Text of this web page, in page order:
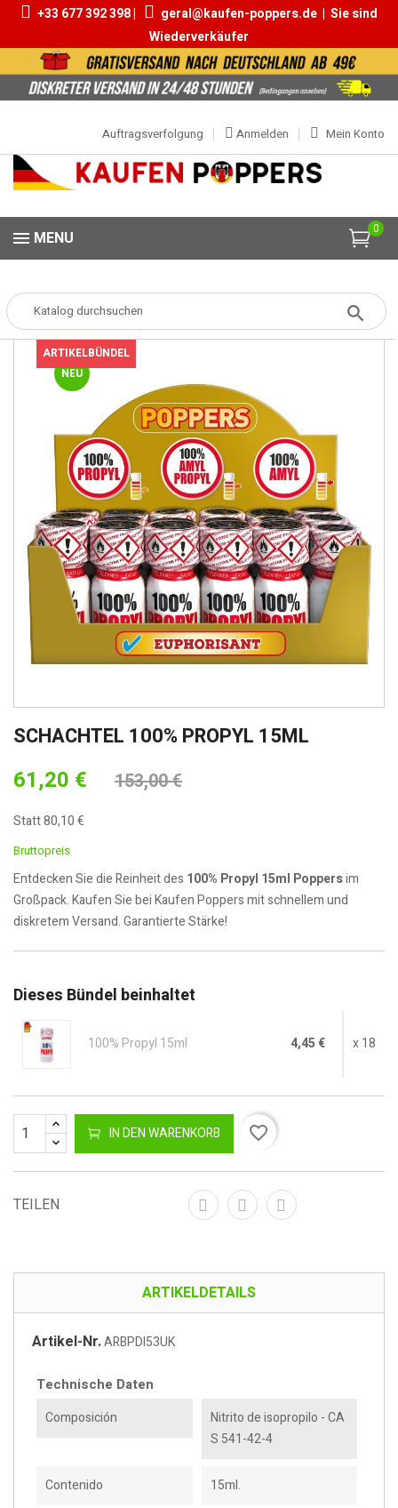
+33 677 392 398 | geral@kaufen-poppers.de | Sie sind
Wiederverkäufer
Mein Konto
Anmelden
Auftragsverfolgung
0
MENU
Popper Popper-Boxen Schachtel 100% Propyl 15ml
NEU
ARTIKELBÜNDEL
SCHACHTEL 100% PROPYL 15ML
61,20 € 153,00 €
Statt 80,10 €
Bruttopreis
Entdecken Sie die Reinheit des 100% Propyl 15ml Poppersim
Großpack. Kaufen Sie bei Kaufen Poppers mit schnellem und
diskretem Versand. Garantierte Stärke!
Dieses Bündel beinhaltet
100% Propyl 15ml 4,45 € x 18
IN DEN WARENKORB favorite_border
TEILEN
ARTIKELDETAILS
Artikel-Nr.ARBPDI53UK
Technische Daten
Composición
Nitrito de isopropilo - CA
S 541-42-4
Contenido 15ml.